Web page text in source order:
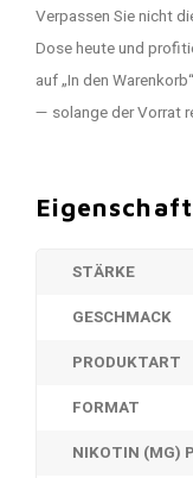
Verpassen Sie nicht
Dose heute und
auf „In den
— solange der Vorrat
STÄRKE
GESCHMACK
PRODUKTART
FORMAT
NIKOTIN (MG)